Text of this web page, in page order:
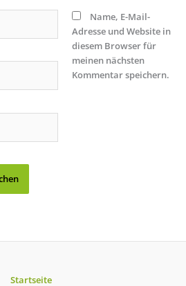
Name, E-Mail-
Adresse und Website in
diesem Browser für
meinen nächsten
Kommentar speichern.
Startseite